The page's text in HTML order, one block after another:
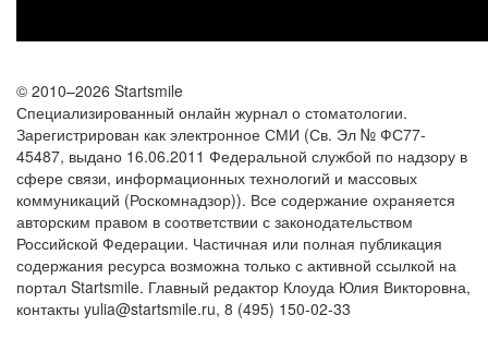
© 2010–2026 Startsmile
Специализированный онлайн журнал о стоматологии.
Зарегистрирован как электронное СМИ (Св. Эл № ФС77-
45487, выдано 16.06.2011 Федеральной службой по надзору в
сфере связи, информационных технологий и массовых
коммуникаций (Роскомнадзор)). Все содержание охраняется
авторским правом в соответствии с законодательством
Российской Федерации. Частичная или полная публикация
содержания ресурса возможна только с активной ссылкой на
портал Startsmile. Главный редактор Клоуда Юлия Викторовна,
контакты yulia@startsmile.ru, 8 (495) 150-02-33